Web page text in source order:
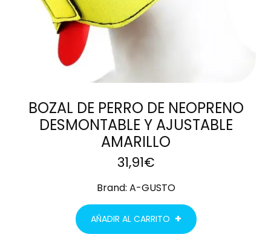
BOZAL DE PERRO DE NEOPRENO
DESMONTABLE Y AJUSTABLE
AMARILLO
31,91€
Brand: A-GUSTO
AÑADIR AL CARRITO